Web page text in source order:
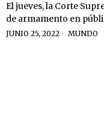
El jueves, la Corte
de armamento en
JUNIO 25, 2022 MUNDO